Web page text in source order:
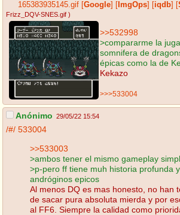
165383935145.gif Google ImgOps iqdb
Frizz_DQV-SNES.gif )
>>532998
>compararme la
somnifera de
épicas como la de
Kekazo
>>>533004
Anónimo 29/05/22 15:54
/#/ 533004
>>533003
>ambos tener el mismo gameplay
>p-pero ff tiene muh historia profunda
andróginos epicos
Al menos DQ es mas honesto, no han
de sacar pura absoluta mierda y por
al FF6. Siempre la calidad como